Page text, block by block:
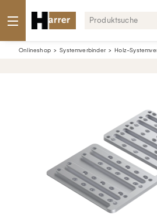
Onlineshop Systemverbinder Holz-